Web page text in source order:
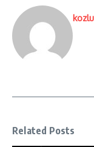
kozlu
Related Posts